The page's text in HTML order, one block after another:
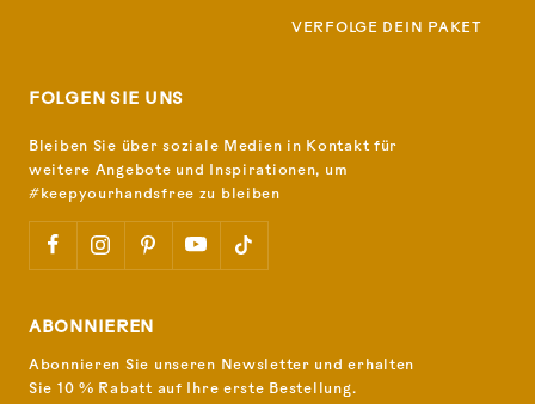
VERFOLGE DEIN PAKET
FOLGEN SIE UNS
Bleiben Sie über soziale Medien in Kontakt für
weitere Angebote und Inspirationen, um
#keepyourhandsfree zu bleiben
ABONNIEREN
Abonnieren Sie unseren Newsletter und erhalten
Sie 10 % Rabatt auf Ihre erste Bestellung.